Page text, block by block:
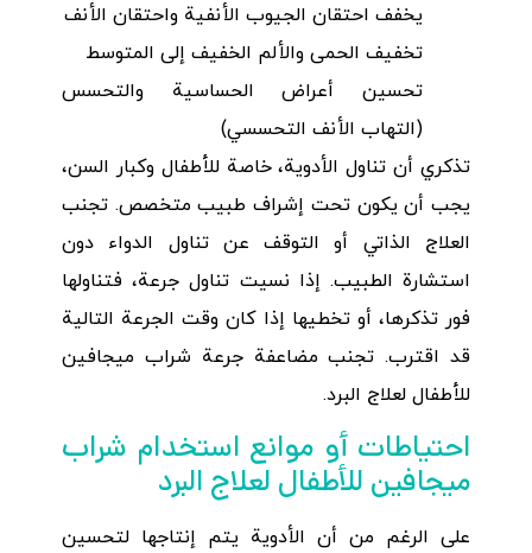
يخفف احتقان الجيوب الأنفية واحتقان الأنف
تخفيف الحمى والألم الخفيف إلى المتوسط
تحسين أعراض الحساسية والتحسس
(التهاب الأنف التحسسي)
تذكري أن تناول الأدوية، خاصة للأطفال وكبار السن،
يجب أن يكون تحت إشراف طبيب متخصص. تجنب
العلاج الذاتي أو التوقف عن تناول الدواء دون
استشارة الطبيب. إذا نسيت تناول جرعة، فتناولها
فور تذكرها، أو تخطيها إذا كان وقت الجرعة التالية
قد اقترب. تجنب مضاعفة جرعة شراب ميجافين
للأطفال لعلاج البرد.
احتياطات أو موانع استخدام شراب
ميجافين للأطفال لعلاج البرد
على الرغم من أن الأدوية يتم إنتاجها لتحسين